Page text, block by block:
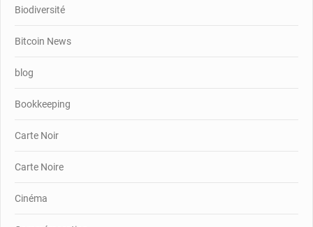
Biodiversité
Bitcoin News
blog
Bookkeeping
Carte Noir
Carte Noire
Cinéma